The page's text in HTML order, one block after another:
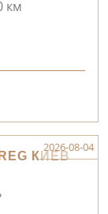
км
КИЕВ
2026-08-04